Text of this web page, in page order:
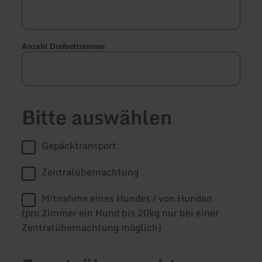
Anzahl Dreibettzimmer
Bitte auswählen
Gepäcktransport
Zentralübernachtung
Mitnahme eines Hundes / von Hunden
(pro Zimmer ein Hund bis 20kg nur bei einer
Zentralübernachtung möglich)